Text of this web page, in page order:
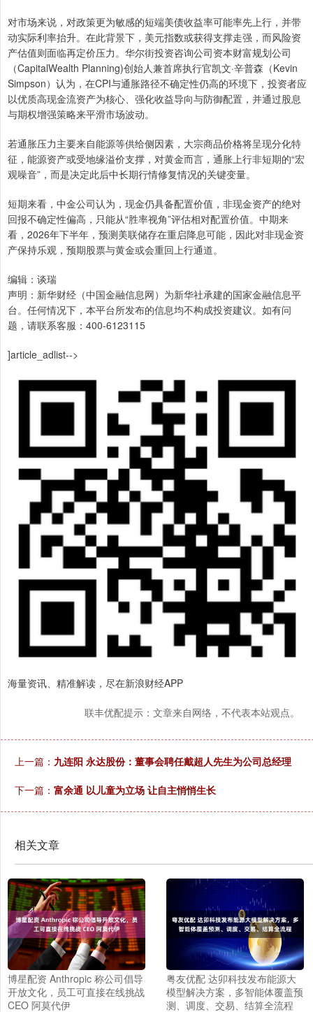
对市场来说，对政策更为敏感的短端美债收益率可能率先上行，并带
动实际利率抬升。在此背景下，美元指数或获得支撑走强，而风险资
产估值则面临再定价压力。华尔街投资咨询公司资本财富规划公司
（CapitalWealth Planning)创始人兼首席执行官凯文·辛普森（Kevin
Simpson）认为，在CPI与通胀路径不确定性仍高的环境下，投资者应
以优质高现金流资产为核心、强化收益导向与防御配置，并通过股息
与期权增强策略来平滑市场波动。
若通胀压力主要来自能源等供给侧因素，大宗商品价格将呈现分化特
征，能源资产或受地缘溢价支撑，对黄金而言，通胀上行非短期的“宏
观噪音”，而是决定此后中长期行情修复情况的关键变量。
短期来看，中金公司认为，现金仍具备配置价值，非现金资产的绝对
回报不确定性偏高，只能从“胜率视角”评估相对配置价值。中期来
看，2026年下半年，预测美联储存在重启降息可能，因此对非现金资
产保持乐观，预期股票与黄金或会重回上行通道。
编辑：谈瑞
声明：新华财经（中国金融信息网）为新华社承建的国家金融信息平
台。任何情况下，本平台所发布的信息均不构成投资建议。如有问
题，请联系客服：400-6123115
]article_adlist-->
海量资讯、精准解读，尽在新浪财经APP
联丰优配提示：文章来自网络，不代表本站观点。
上一篇： 九连阳 永达股份：董事会聘任戴超人先生为公司总经理
下一篇： 富余通 以儿童为立场 让自主悄悄生长
相关文章
博星配资 Anthropic 称公司倡导
开放文化，员工可直接在线挑战
CEO 阿莫代伊
粤友优配 达卯科技发布能源大
模型解决方案，多智能体覆盖预
测、调度、交易、结算全流程